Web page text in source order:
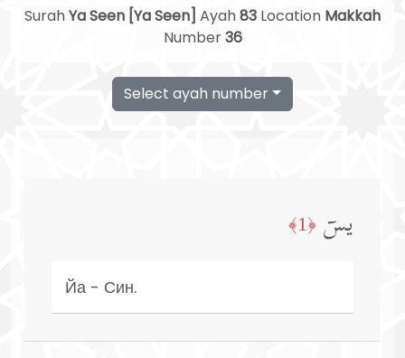
SurahYa Seen [Ya Seen] Ayah83 Location Makkah
Number36
Select ayah number
یسۤ ﴿1﴾
Йа - Син.